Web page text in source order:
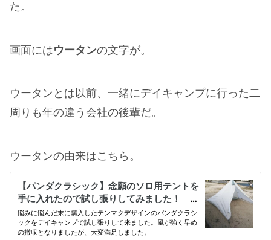
た。
画面にはウータンの文字が。
ウータンとは以前、一緒にデイキャンプに行った二
周りも年の違う会社の後輩だ。
ウータンの由来はこちら。